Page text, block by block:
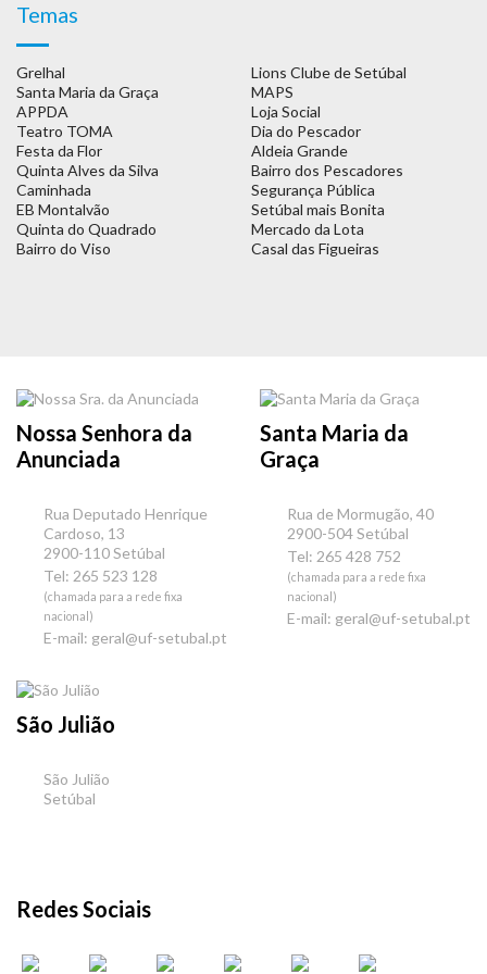
Temas
Grelhal
Santa Maria da Graça
APPDA
Teatro TOMA
Festa da Flor
Quinta Alves da Silva
Caminhada
EB Montalvão
Quinta do Quadrado
Bairro do Viso
Lions Clube de Setúbal
MAPS
Loja Social
Dia do Pescador
Aldeia Grande
Bairro dos Pescadores
Segurança Pública
Setúbal mais Bonita
Mercado da Lota
Casal das Figueiras
Nossa Senhora da
Anunciada
Rua Deputado Henrique
Cardoso, 13
2900-110 Setúbal
Tel: 265 523 128
(chamada para a rede fixa
nacional)
E-mail: geral@uf-setubal.pt
Santa Maria da
Graça
Rua de Mormugão, 40
2900-504 Setúbal
Tel: 265 428 752
(chamada para a rede fixa
nacional)
E-mail: geral@uf-setubal.pt
São Julião
São Julião
Setúbal
Redes Sociais